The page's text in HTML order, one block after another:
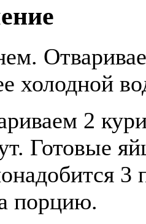
холодной
2
Готовые
3
порцию.